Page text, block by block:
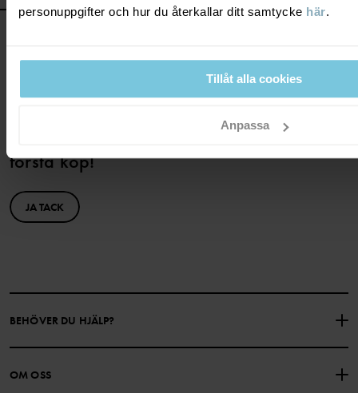
personuppgifter och hur du återkallar ditt samtycke här.
Tillåt alla cookies
Anpassa
Bli medlem och få 10% rabatt på ditt
första köp!
JA TACK
BEHÖVER DU HJÄLP?
KONTAKTA OSS
OM OSS